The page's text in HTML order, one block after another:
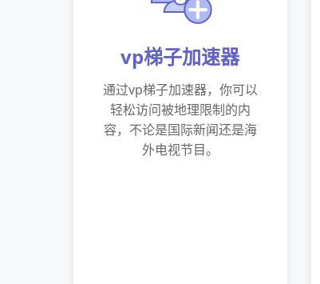
vp梯子加速器
通过vp梯子加速器，你可以
轻松访问被地理限制的内
容，不论是国际新闻还是海
外电视节目。